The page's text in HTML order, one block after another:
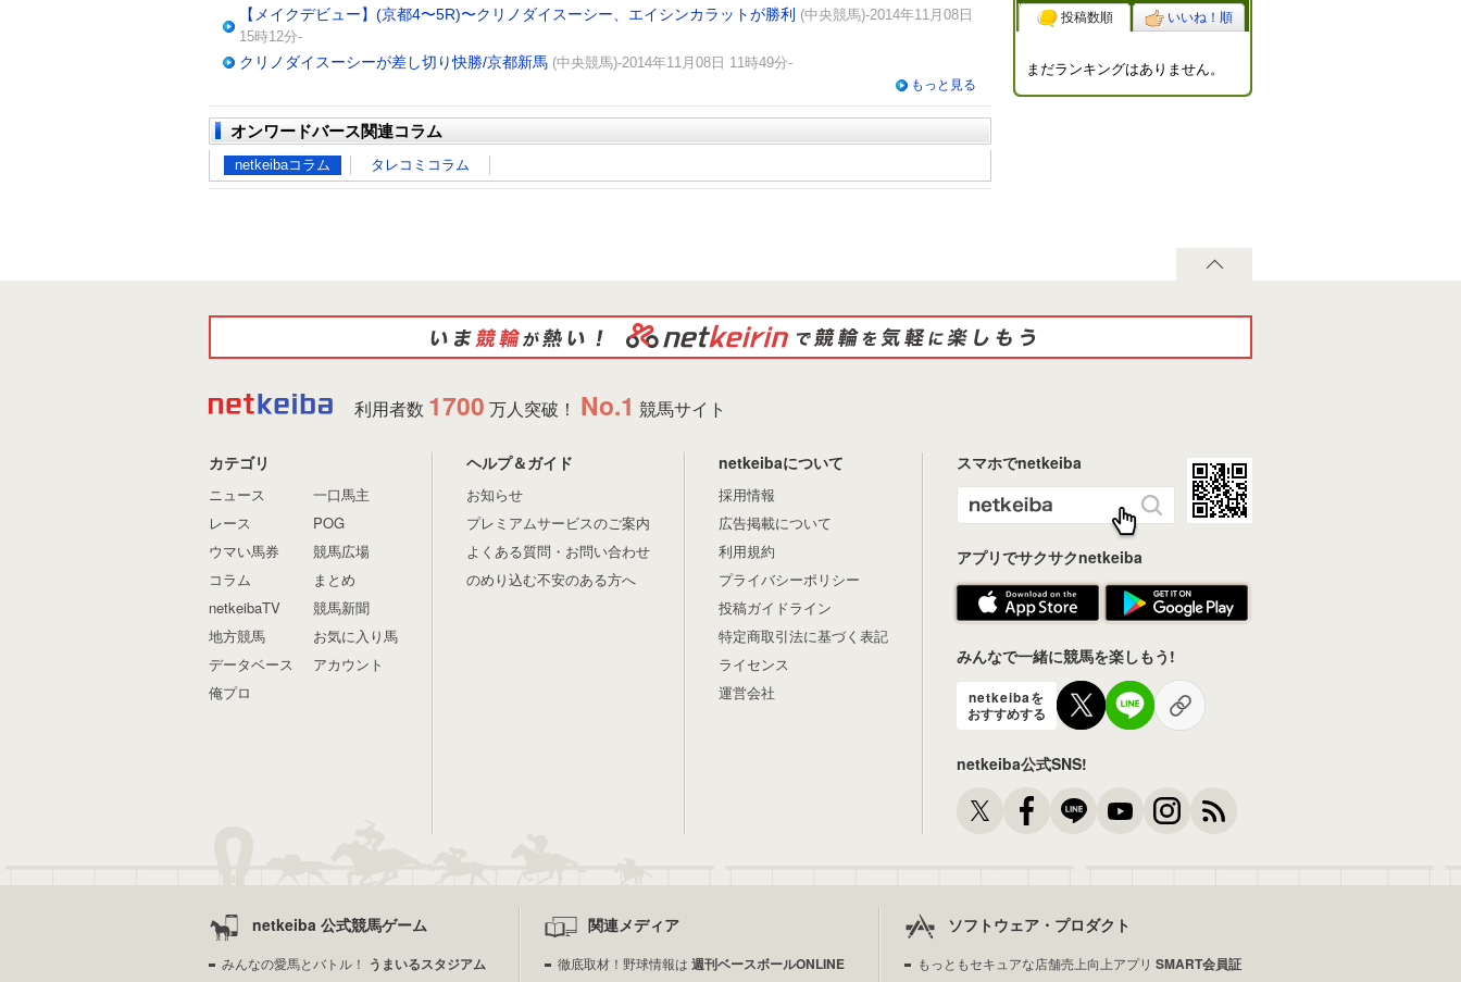
【メイクデビュー】(京都4〜5R)〜クリノダイスーシー、エイシンカラットが勝利 (中央競馬)-2014年11月08日
15時12分-
クリノダイスーシーが差し切り快勝/京都新馬 (中央競馬)-2014年11月08日 11時49分-
もっと見る
オンワードバース関連コラム
netkeibaコラム タレコミコラム
投稿数順 いいね！順
まだランキングはありません。
利用者数 1700 万人突破！ No.1 競馬サイト
カテゴリ
ニュース
レース
ウマい馬券
コラム
netkeibaTV
地方競馬
データベース
俺プロ
一口馬主
POG
競馬広場
まとめ
競馬新聞
お気に入り馬
アカウント
ヘルプ＆ガイド
お知らせ
プレミアムサービスのご案内
よくある質問・お問い合わせ
のめり込む不安のある方へ
netkeibaについて
採用情報
広告掲載について
利用規約
プライバシーポリシー
投稿ガイドライン
特定商取引法に基づく表記
ライセンス
運営会社
スマホでnetkeiba
アプリでサクサクnetkeiba
みんなで一緒に競馬を楽しもう!
netkeibaを
おすすめする
netkeiba公式SNS!
netkeiba 公式競馬ゲーム
みんなの愛馬とバトル！ うまいるスタジアム
関連メディア
徹底取材！野球情報は 週刊ベースボールONLINE
ソフトウェア・プロダクト
もっともセキュアな店舗売上向上アプリ SMART会員証